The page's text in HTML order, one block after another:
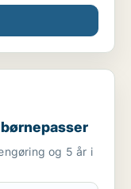
/ bud /
og 5 år i